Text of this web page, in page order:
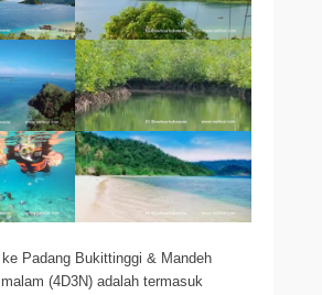
Padang Bukittinggi & Mandeh
(4D3N) adalah termasuk